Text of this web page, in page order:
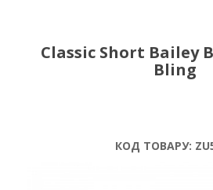
Classic Short Bailey
Bling
КОД ТОВАРУ: